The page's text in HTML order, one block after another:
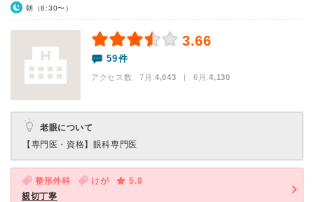
朝（8:30〜）
3.66
59件
アクセス数 7月:4,043 | 6月:4,130
老眼について
【専門医・資格】 眼科専門医
整形外科 けが
5.0
親切丁寧